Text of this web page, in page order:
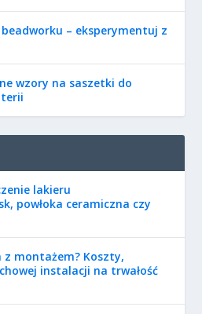
– eksperymentuj z
wzory na saszetki do
lakieru
powłoka ceramiczna czy
montażem? Koszty,
instalacji na trwałość